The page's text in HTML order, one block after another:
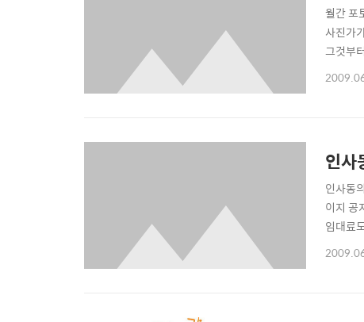
월간 포
사진가
그것부
인사
인사동
이지 공
임대료
렵다 보